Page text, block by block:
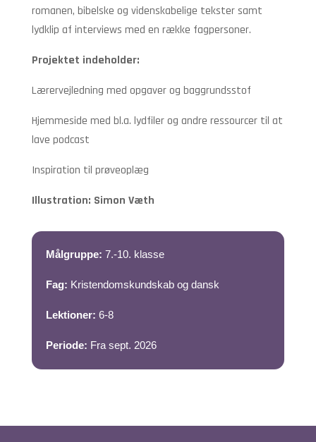
romanen, bibelske og videnskabelige tekster samt
lydklip af interviews med en række fagpersoner.
Projektet indeholder:
Lærervejledning med opgaver og baggrundsstof
Hjemmeside med bl.a. lydfiler og andre ressourcer til at
lave podcast
Inspiration til prøveoplæg
Illustration: Simon Væth
Målgruppe: 7.-10. klasse
Fag: Kristendomskundskab og dansk
Lektioner: 6-8
Periode: Fra sept. 2026